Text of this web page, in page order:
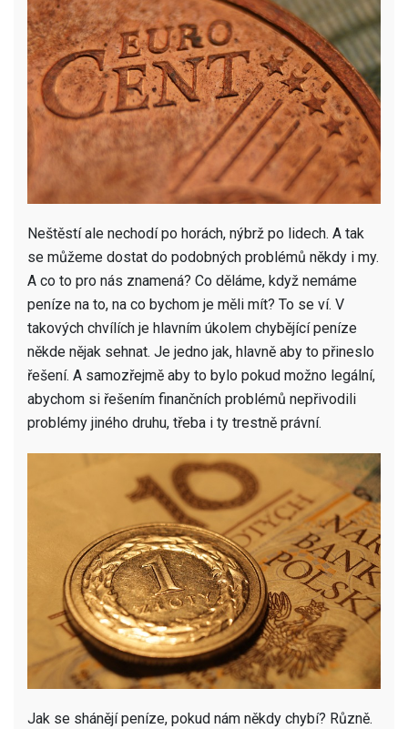
Neštěstí ale nechodí po horách, nýbrž po lidech. A tak
se můžeme dostat do podobných problémů někdy i my.
A co to pro nás znamená? Co děláme, když nemáme
peníze na to, na co bychom je měli mít? To se ví. V
takových chvílích je hlavním úkolem chybějící peníze
někde nějak sehnat. Je jedno jak, hlavně aby to přineslo
řešení. A samozřejmě aby to bylo pokud možno legální,
abychom si řešením finančních problémů nepřivodili
problémy jiného druhu, třeba i ty trestně právní.
Jak se shánějí peníze, pokud nám někdy chybí? Různě.